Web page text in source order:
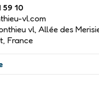
10
vl.com
vl, Allée des